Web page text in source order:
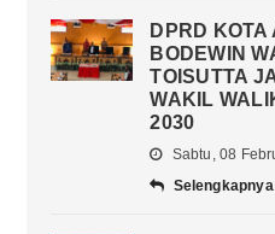
DPRD KOTA
BODEWIN
TOISUTTA
WAKIL
2030
Sabtu, 08
Selengkapnya